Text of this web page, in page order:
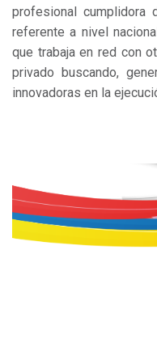
profesional cumplidora
referente a nivel
que trabaja en red con
privado buscando,
innovadoras en la